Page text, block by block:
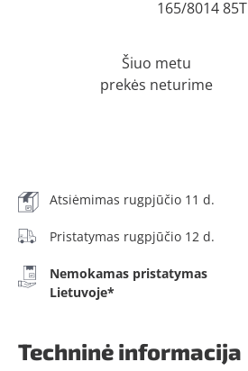
165/8014 85T
Šiuo metu
prekės neturime
Atsiėmimas rugpjūčio 11 d.
Pristatymas rugpjūčio 12 d.
Nemokamas pristatymas
Lietuvoje*
Techninė informacija